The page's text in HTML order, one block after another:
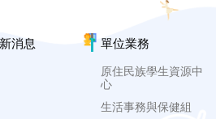
消息 單位業務
原住民族學生資源中
心
生活事務與保健組